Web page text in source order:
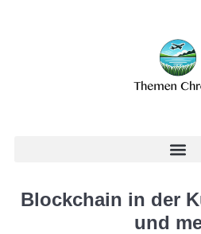
Blockchain in der
und